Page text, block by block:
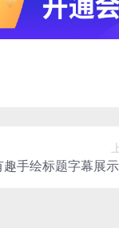
手绘标题字幕展